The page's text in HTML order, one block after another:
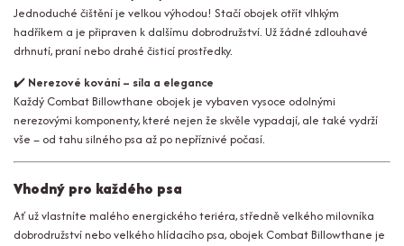
Jednoduché čištění je velkou výhodou! Stačí obojek otřít vlhkým
hadříkem a je připraven k dalšímu dobrodružství. Už žádné zdlouhavé
drhnutí, praní nebo drahé čisticí prostředky.
✔️ Nerezové kování – síla a elegance
Každý Combat Billowthane obojek je vybaven vysoce odolnými
nerezovými komponenty, které nejen že skvěle vypadají, ale také vydrží
vše – od tahu silného psa až po nepříznivé počasí.
Vhodný pro každého psa
Ať už vlastníte malého energického teriéra, středně velkého milovníka
dobrodružství nebo velkého hlídacího psa, obojek Combat Billowthane je